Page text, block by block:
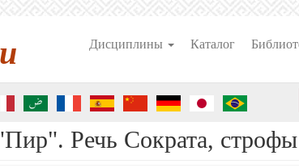
Дисциплины Каталог
Речь Сократа,